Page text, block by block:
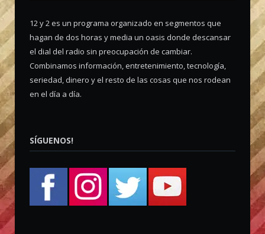
12 y 2 es un programa organizado en segmentos que
hagan de dos horas y media un oasis donde descansar
el dial del radio sin preocupación de cambiar.
Combinamos información, entretenimiento, tecnología,
seriedad, dinero y el resto de las cosas que nos rodean
en el día a día.
SÍGUENOS!